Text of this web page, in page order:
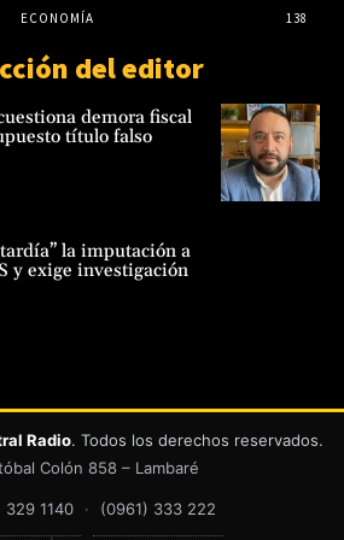
ECONOMÍA
138
del editor
demora fiscal
título falso
la imputación a
y exige investigación
Radio. Todos los derechos reservados.
Colón 858 – Lambaré
329 1140 · (0961) 333 222